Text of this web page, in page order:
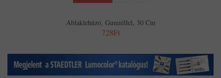
Ablaklehúzó, Gumiéllel, 30 Cm
728Ft